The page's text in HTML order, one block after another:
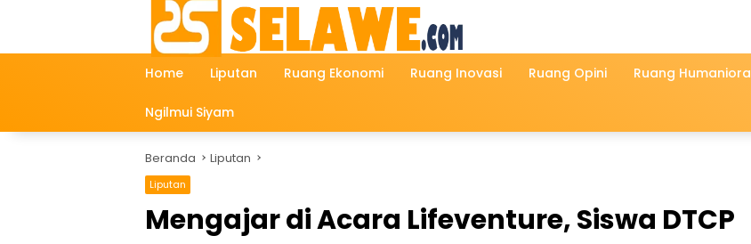
Home Liputan Ruang Ekonomi Ruang Inovasi Ruang Opini Ruang Humaniora
Ngilmui Siyam
Beranda Liputan
Liputan
Mengajar di Acara Lifeventure, Siswa DTCP